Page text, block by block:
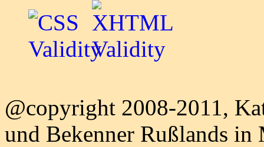
@copyright 2008-2011,
und Bekenner Rußlands in